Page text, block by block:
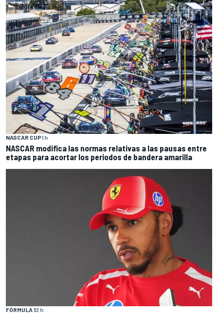
NASCAR CUP1 h
NASCAR modifica las normas relativas a las pausas entre
etapas para acortar los periodos de bandera amarilla
FÓRMULA 12 h